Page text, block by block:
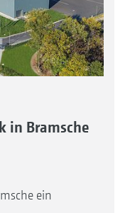
in Bramsche
ein